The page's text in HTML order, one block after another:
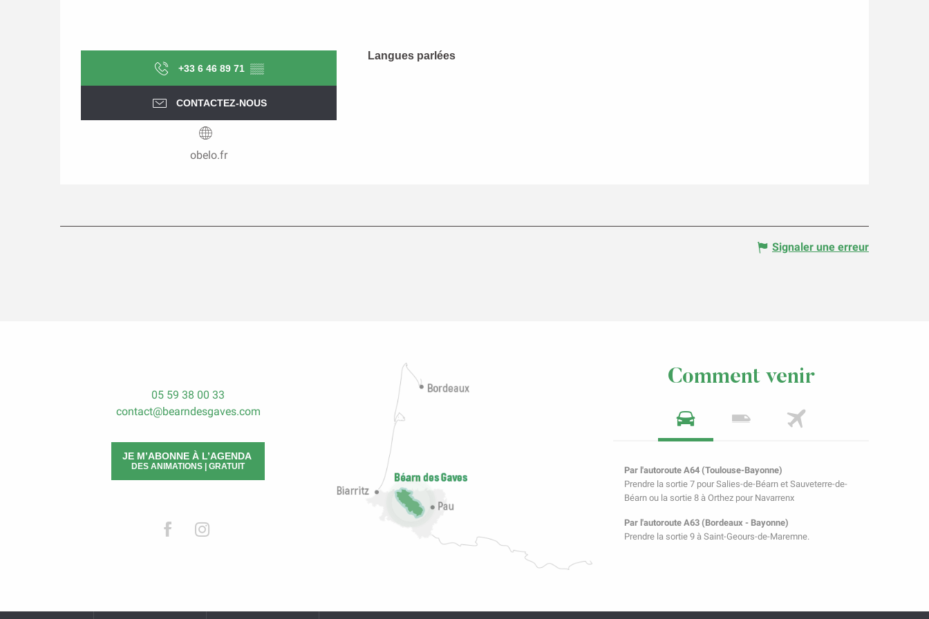
+33 6 46 89 71 ▒▒
CONTACTEZ-NOUS
obelo.fr
Langues parlées
Langues parlées
Signaler une erreur
05 59 38 00 33
contact@bearndesgaves.com
JE M’ABONNE À L’AGENDA
DES ANIMATIONS | GRATUIT
Comment venir
Par l'autoroute A64 (Toulouse-Bayonne)
Prendre la sortie 7 pour Salies-de-Béarn et Sauveterre-de-
Béarn ou la sortie 8 à Orthez pour Navarrenx
Par l'autoroute A63 (Bordeaux - Bayonne)
Prendre la sortie 9 à Saint-Geours-de-Maremne.